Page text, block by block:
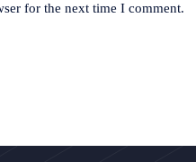
for the next time I comment.